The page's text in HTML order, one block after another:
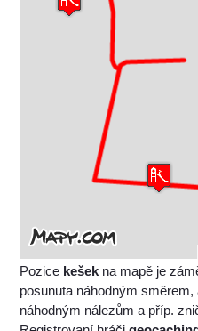
Pozice kešek na mapě je
posunuta náhodným
náhodným nálezům a příp.